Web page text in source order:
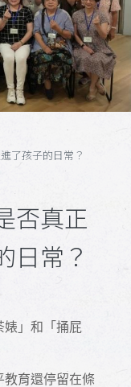
了孩子的日常？
否真正
日常？
婊」和「捅屁
教育還停留在條